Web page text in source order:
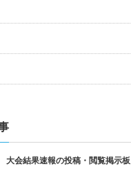
大会結果速報の投稿・閲覧掲示板